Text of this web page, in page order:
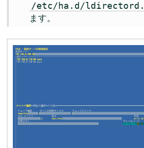
/etc/ha.d/
ます。